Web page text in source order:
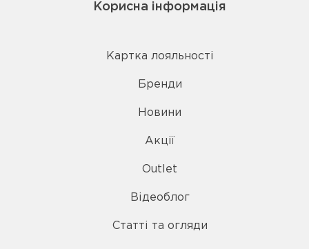
Корисна інформація
Картка лояльності
Бренди
Новини
Акції
Outlet
Відеоблог
Статті та огляди